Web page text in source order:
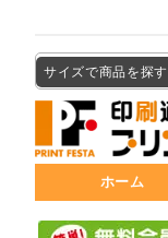
サイズで商品を探す
ホーム